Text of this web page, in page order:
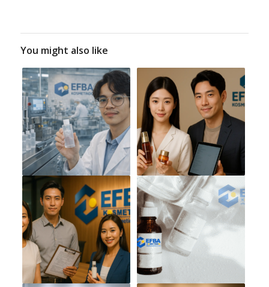
You might also like